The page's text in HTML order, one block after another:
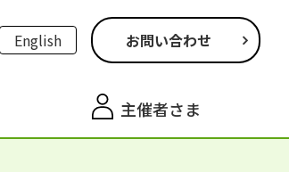
English お問い合わせ
主催者さま